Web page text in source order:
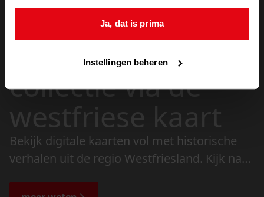
Ja, dat is prima
Instellingen beheren
doorzoek de
collectie via de
westfriese kaart
Bekijk digitale kaarten vol met historische
verhalen uit de regio Westfriesland. Kijk naar